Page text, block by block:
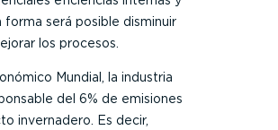
forma será posible disminuir
los procesos.
Mundial, la industria
del 6% de emisiones
invernadero. Es decir,